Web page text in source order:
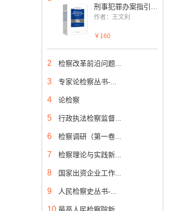
作者：王文利
￥160
2 检察改革前沿问题...
3 专家论检察丛书-...
4 论检察
5 行政执法检察监督...
6 检察调研（第一卷...
7 检察理论与实践新...
8 国家出资企业工作...
9 人民检察史丛书-...
10